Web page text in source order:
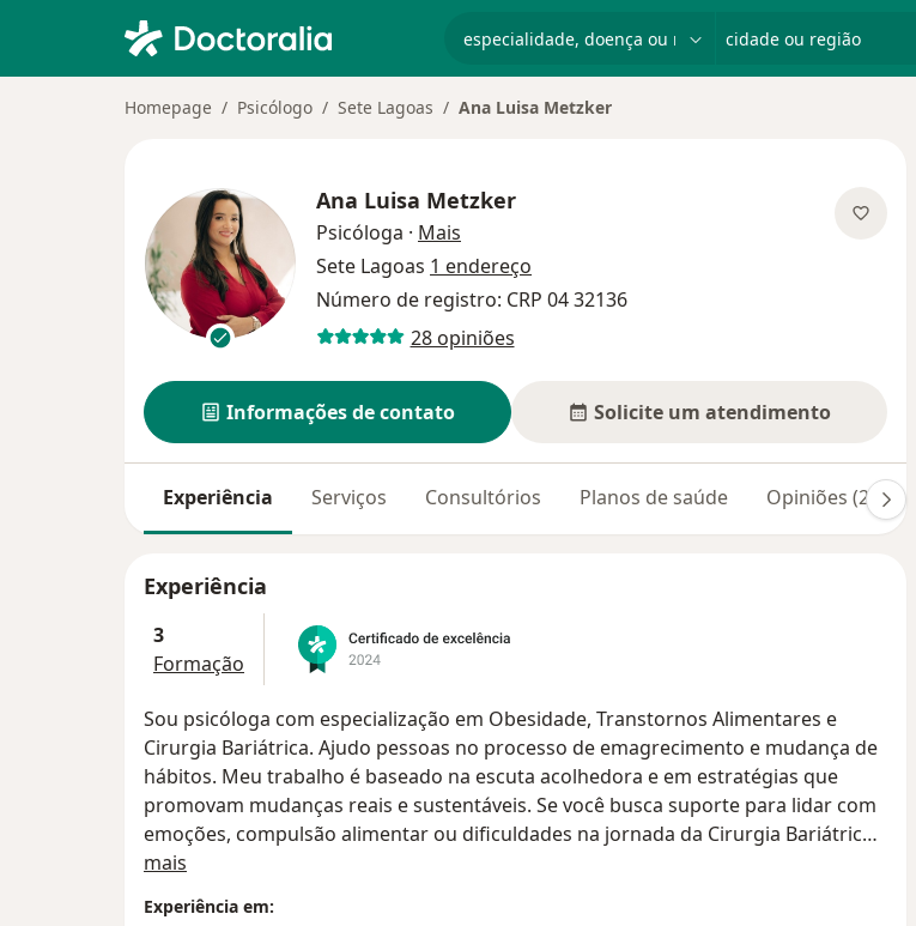
Homepage Psicólogo Sete Lagoas Ana Luisa Metzker
Ana Luisa Metzker
Psicóloga · Mais
Sete Lagoas 1 endereço
Número de registro: CRP 04 32136
28 opiniões
Informações de contato Solicite um atendimento
Experiência Serviços Consultórios Planos de saúde Opiniões (28)
Experiência
3
Formação
Sou psicóloga com especialização em Obesidade, Transtornos Alimentares e
Cirurgia Bariátrica. Ajudo pessoas no processo de emagrecimento e mudança de
hábitos. Meu trabalho é baseado na escuta acolhedora e em estratégias que
promovam mudanças reais e sustentáveis. Se você busca suporte para lidar com
emoções, compulsão alimentar ou dificuldades na jornada da Cirurgia Bariátrica,
estou aqui para te ajudar.
mais
Experiência em: